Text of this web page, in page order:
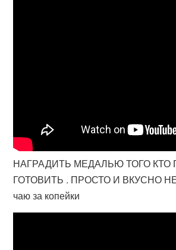
НАГРАДИТЬ МЕДАЛЬЮ ТОГО КТО
ГОТОВИТЬ . ПРОСТО И ВКУСНО
чаю за копейки